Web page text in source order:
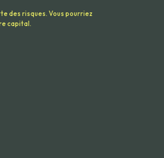
des risques. Vous pourriez
capital.